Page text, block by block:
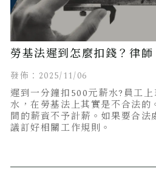
勞基法遲到怎麼扣錢？律師
合法！
發佈：2025/11/06
遲到一分鐘扣500元薪水?員工
水，在勞基法上其實是不合法的
間的薪資不予計薪。如果要合法
議訂好相關工作規則。